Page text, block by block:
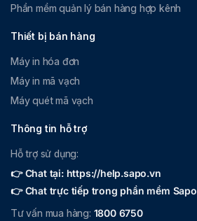
Phần mềm quản lý bán hàng hợp kênh
Thiết bị bán hàng
Máy in hóa đơn
Máy in mã vạch
Máy quét mã vạch
Thông tin hỗ trợ
Hỗ trợ sử dụng:
👉 Chat tại: https://help.sapo.vn
👉 Chat trực tiếp trong phần mềm Sapo
Tư vấn mua hàng: 1800 6750